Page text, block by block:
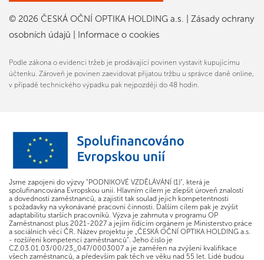
© 2026 ČESKÁ OČNÍ OPTIKA HOLDING a.s.
Zásady ochrany
osobních údajů
Informace o cookies
Podle zákona o evidenci tržeb je prodávající povinen vystavit kupujícímu
účtenku. Zároveň je povinen zaevidovat přijatou tržbu u správce daně online,
v případě technického výpadku pak nejpozději do 48 hodin.
Jsme zapojeni do výzvy "PODNIKOVÉ VZDĚLÁVÁNÍ (1)", která je
spolufinancována Evropskou unií. Hlavním cílem je zlepšit úroveň znalostí
a dovedností zaměstnanců, a zajistit tak soulad jejich kompetentnosti
s požadavky na vykonávané pracovní činnosti. Dalším cílem pak je zvýšit
adaptabilitu starších pracovníků. Výzva je zahrnuta v programu OP
Zaměstnanost plus 2021-2027 a jejím řídícím orgánem je Ministerstvo práce
a sociálních věcí ČR. Název projektu je „ČESKÁ OČNÍ OPTIKA HOLDING a.s.
- rozšíření kompetencí zaměstnanců“. Jeho číslo je
CZ.03.01.03/00/23_047/0003007 a je zaměřen na zvýšení kvalifikace
všech zaměstnanců, a především pak těch ve věku nad 55 let. Lidé budou